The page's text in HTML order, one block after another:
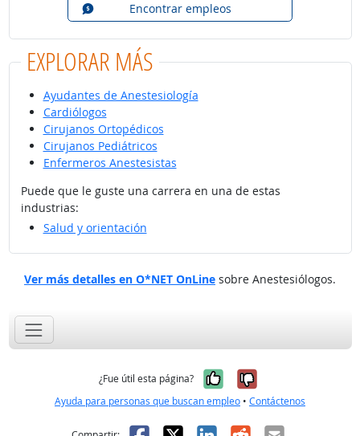
Encontrar empleos
EXPLORAR MÁS
Ayudantes de Anestesiología
Cardiólogos
Cirujanos Ortopédicos
Cirujanos Pediátricos
Enfermeros Anestesistas
Puede que le guste una carrera en una de estas
industrias:
Salud y orientación
Ver más detalles en O*NET OnLine sobre Anestesiólogos.
¿Fue útil esta página? Sí, fue útil
No, no fue
Ayuda para personas que buscan empleo • Contáctenos